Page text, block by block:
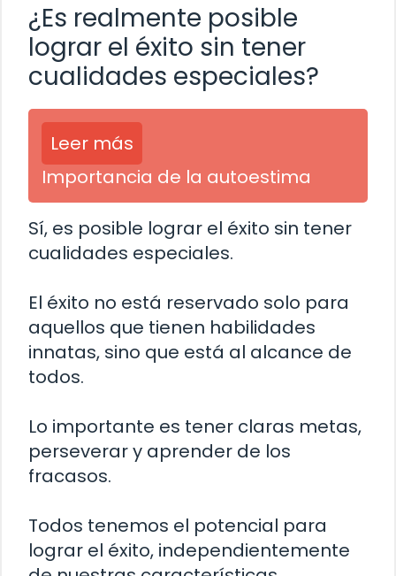
¿Es realmente posible
lograr el éxito sin tener
cualidades especiales?
Leer más
Importancia de la autoestima
Sí, es posible lograr el éxito sin tener
cualidades especiales.
El éxito no está reservado solo para
aquellos que tienen habilidades
innatas, sino que está al alcance de
todos.
Lo importante es tener claras metas,
perseverar y aprender de los
fracasos.
Todos tenemos el potencial para
lograr el éxito, independientemente